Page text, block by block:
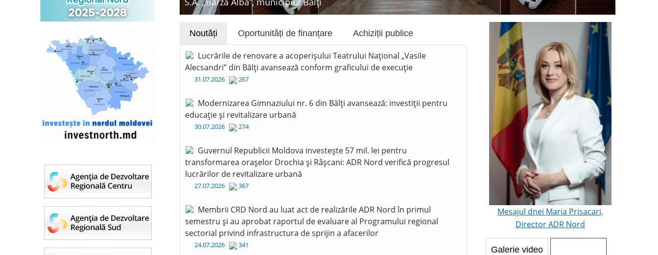
Noutăți Oportunități de finanțare Achiziții publice
Lucrările de renovare a acoperișului Teatrului Național „Vasile
Alecsandri” din Bălți avansează conform graficului de execuție
31.07.2026 267
Modernizarea Gimnaziului nr. 6 din Bălți avansează: investiții pentru
educație și revitalizare urbană
30.07.2026 274
Guvernul Republicii Moldova investește 57 mil. lei pentru
transformarea orașelor Drochia și Râșcani: ADR Nord verifică progresul
lucrărilor de revitalizare urbană
27.07.2026 367
Membrii CRD Nord au luat act de realizările ADR Nord în primul
semestru și au aprobat raportul de evaluare al Programului regional
sectorial privind infrastructura de sprijin a afacerilor
24.07.2026 341
Mesajul dnei Maria Prisacari,
Director ADR Nord
Galerie video